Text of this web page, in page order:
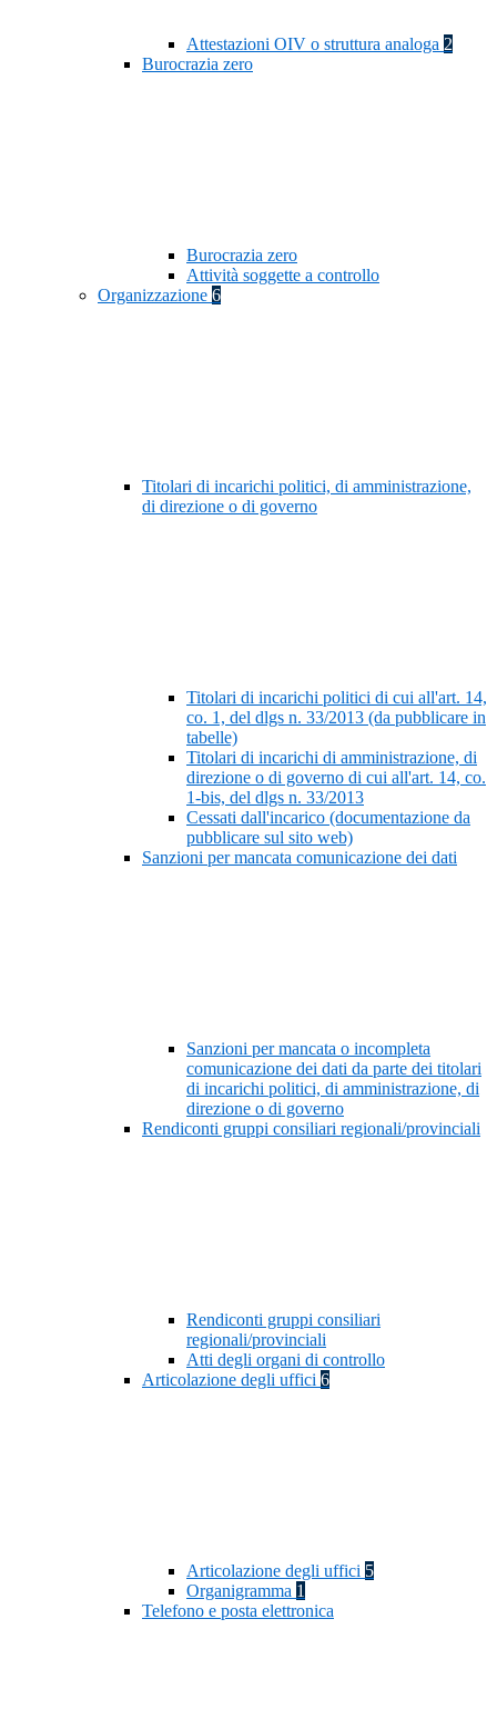
Attestazioni OIV o struttura analoga 2
Burocrazia zero
Burocrazia zero
Attività soggette a controllo
Organizzazione 6
Titolari di incarichi politici, di amministrazione,
di direzione o di governo
Titolari di incarichi politici di cui all'art. 14,
co. 1, del dlgs n. 33/2013 (da pubblicare in
tabelle)
Titolari di incarichi di amministrazione, di
direzione o di governo di cui all'art. 14, co.
1-bis, del dlgs n. 33/2013
Cessati dall'incarico (documentazione da
pubblicare sul sito web)
Sanzioni per mancata comunicazione dei dati
Sanzioni per mancata o incompleta
comunicazione dei dati da parte dei titolari
di incarichi politici, di amministrazione, di
direzione o di governo
Rendiconti gruppi consiliari regionali/provinciali
Rendiconti gruppi consiliari
regionali/provinciali
Atti degli organi di controllo
Articolazione degli uffici 6
Articolazione degli uffici 5
Organigramma 1
Telefono e posta elettronica